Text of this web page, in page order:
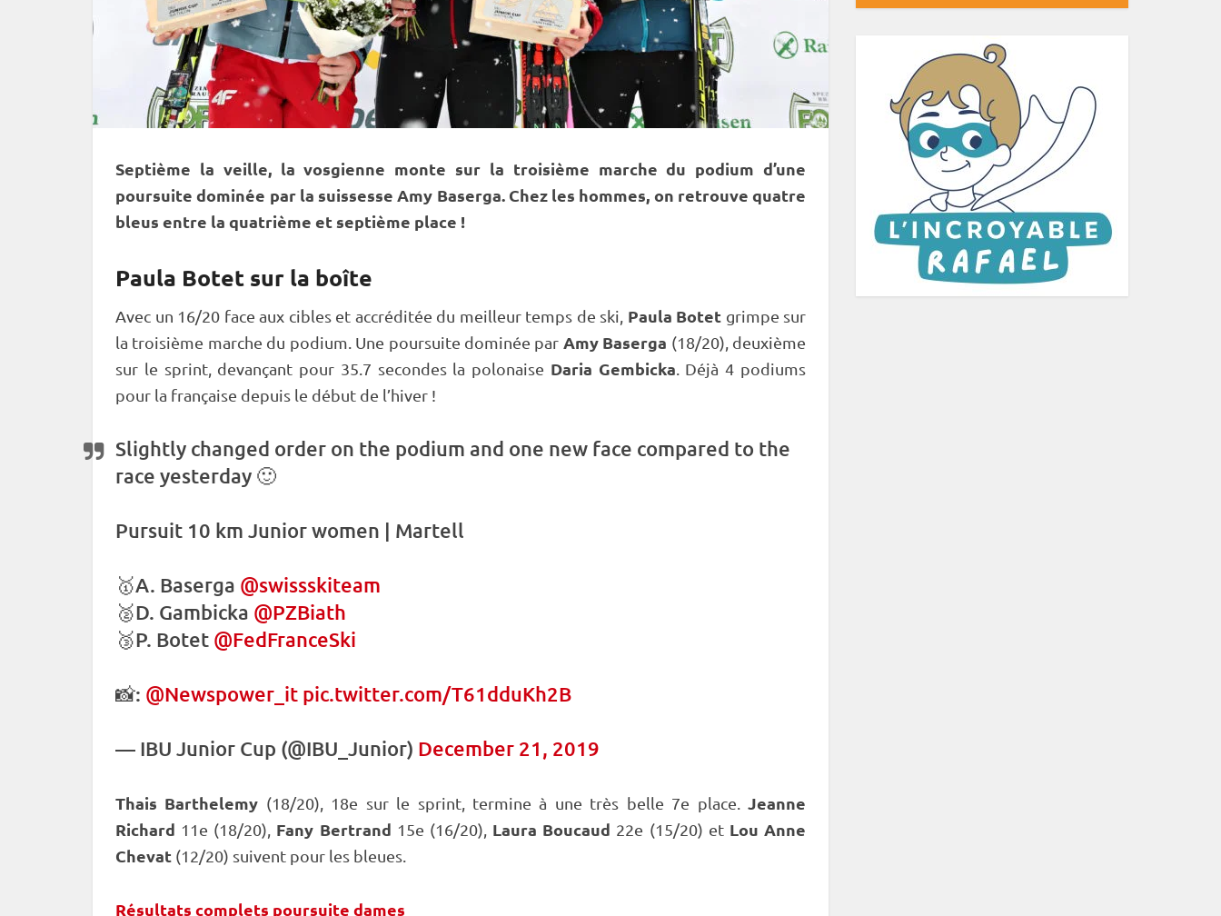
Septième la veille, la vosgienne monte sur la troisième marche du podium d’une
poursuite dominée par la suissesse Amy Baserga. Chez les hommes, on retrouve quatre
bleus entre la quatrième et septième place !
Paula Botet sur la boîte
Avec un 16/20 face aux cibles et accréditée du meilleur temps de ski, Paula Botet grimpe sur
la troisième marche du podium. Une poursuite dominée par Amy Baserga (18/20), deuxième
sur le sprint, devançant pour 35.7 secondes la polonaise Daria Gembicka . Déjà 4 podiums
pour la française depuis le début de l’hiver !
Slightly changed order on the podium and one new face compared to the
race yesterday 🙂
Pursuit 10 km Junior women | Martell
🥇A. Baserga @swissskiteam
🥈D. Gambicka @PZBiath
🥉P. Botet @FedFranceSki
📸: @Newspower_it pic.twitter.com/T61dduKh2B
— IBU Junior Cup (@IBU_Junior) December 21, 2019
Thais Barthelemy (18/20), 18e sur le sprint, termine à une très belle 7e place. Jeanne
Richard 11e (18/20), Fany Bertrand 15e (16/20), Laura Boucaud 22e (15/20) etLou Anne
Chevat (12/20) suivent pour les bleues.
Résultats complets poursuite dames